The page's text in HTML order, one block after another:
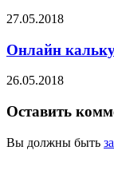
27.05.2018
Онлайн
26.05.2018
Оставить
Вы должны быть